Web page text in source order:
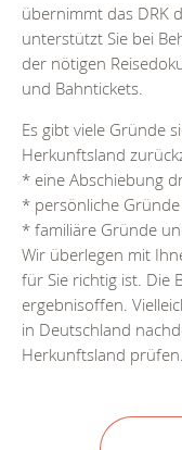
übernimmt das DRK
unterstützt Sie bei
der nötigen
und Bahntickets.
Es gibt viele Gründe
Herkunftsland
* eine Abschiebung
* persönliche Gründe
* familiäre Gründe
Wir überlegen mit
für Sie richtig ist. Die
ergebnisoffen.
in Deutschland
Herkunftsland prüfen.